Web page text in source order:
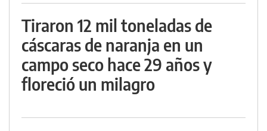
Tiraron 12 mil toneladas de
cáscaras de naranja en un
campo seco hace 29 años y
floreció un milagro